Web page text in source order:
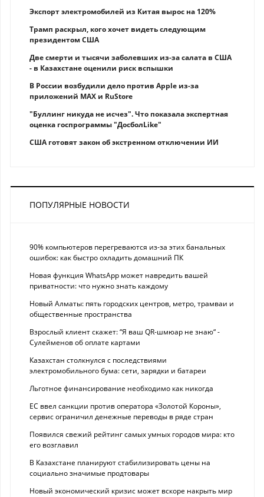
Экспорт электромобилей из Китая вырос на 120%
Трамп раскрыл, кого хочет видеть следующим
президентом США
Две смерти и тысячи заболевших из-за салата в США
- в Казахстане оценили риск вспышки
В России возбудили дело против Apple из-за
приложений MAX и RuStore
"Буллинг никуда не исчез". Что показала экспертная
оценка госпрограммы "ДосболLike"
США готовят закон об экстренном отключении ИИ
ПОПУЛЯРНЫЕ НОВОСТИ
90% компьютеров перегреваются из-за этих банальных
ошибок: как быстро охладить домашний ПК
Новая функция WhatsApp может навредить вашей
приватности: что нужно знать каждому
Новый Алматы: пять городских центров, метро, трамваи и
общественные пространства
Взрослый клиент скажет: “Я ваш QR-шмюар не знаю“ -
Сулейменов об оплате картами
Казахстан столкнулся с последствиями
электромобильного бума: сети, зарядки и батареи
Льготное финансирование необходимо как никогда
ЕС ввел санкции против оператора «Золотой Короны»,
сервис ограничил денежные переводы в ряде стран
Появился свежий рейтинг самых умных городов мира: кто
его возглавил
В Казахстане планируют стабилизировать цены на
социально значимые продтовары
Новый экономический кризис может вскоре накрыть мир